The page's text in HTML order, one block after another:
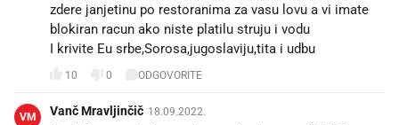
zdere janjetinu po restoranima za vasu lovu a vi imate
blokiran racun ako niste platilu struju i vodu
I krivite Eu srbe,Sorosa,jugoslaviju,tita i udbu😃
10 0 ODGOVORITE
VM Vanč Mravljinčič 18.09.2022.